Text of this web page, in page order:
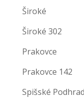
Široké
Široké 302
Prakovce
Prakovce 142
Spišské